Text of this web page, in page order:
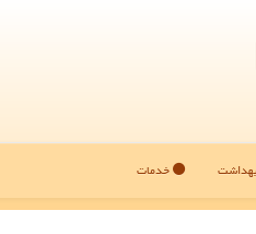
بهداشت خدمات